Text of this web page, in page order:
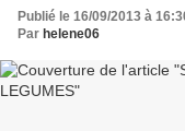
Publié le 16/09/2013 à
Par helene06